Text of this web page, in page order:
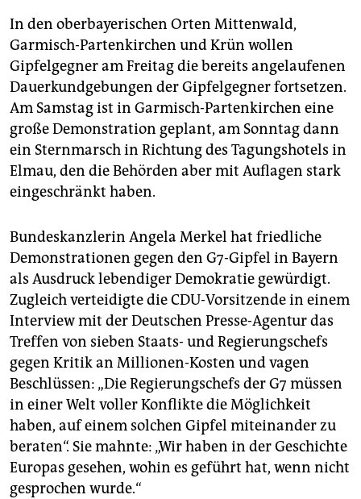
epaper login
In den oberbayerischen Orten Mittenwald,
Garmisch-Partenkirchen und Krün wollen
Gipfelgegner am Freitag die bereits angelaufenen
Dauerkundgebungen der Gipfelgegner fortsetzen.
Am Samstag ist in Garmisch-Partenkirchen eine
große Demonstration geplant, am Sonntag dann
ein Sternmarsch in Richtung des Tagungshotels in
Elmau, den die Behörden aber mit Auflagen stark
eingeschränkt haben.
Bundeskanzlerin Angela Merkel hat friedliche
Demonstrationen gegen den G7-Gipfel in Bayern
als Ausdruck lebendiger Demokratie gewürdigt.
Zugleich verteidigte die CDU-Vorsitzende in einem
Interview mit der Deutschen Presse-Agentur das
Treffen von sieben Staats- und Regierungschefs
gegen Kritik an Millionen-Kosten und vagen
Beschlüssen: „Die Regierungschefs der G7 müssen
in einer Welt voller Konflikte die Möglichkeit
haben, auf einem solchen Gipfel miteinander zu
beraten“. Sie mahnte: „Wir haben in der Geschichte
Europas gesehen, wohin es geführt hat, wenn nicht
gesprochen wurde.“